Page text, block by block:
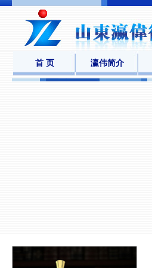
首 页 瀛伟简介